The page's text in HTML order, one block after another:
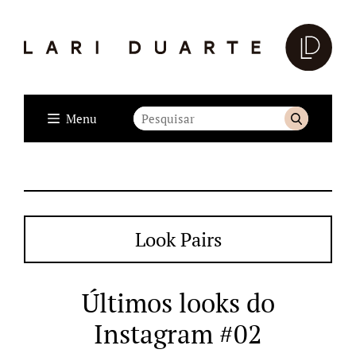
Menu
Look Pairs
Últimos looks do
Instagram #02